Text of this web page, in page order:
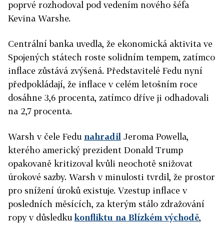
poprvé rozhodoval pod vedením nového šéfa
Kevina Warshe.
Centrální banka uvedla, že ekonomická aktivita ve
Spojených státech roste solidním tempem, zatímco
inflace zůstává zvýšená. Představitelé Fedu nyní
předpokládají, že inflace v celém letošním roce
dosáhne 3,6 procenta, zatímco dříve ji odhadovali
na 2,7 procenta.
Warsh v čele Fedu nahradil Jeroma Powella,
kterého americký prezident Donald Trump
opakovaně kritizoval kvůli neochotě snižovat
úrokové sazby. Warsh v minulosti tvrdil, že prostor
pro snížení úroků existuje. Vzestup inflace v
posledních měsících, za kterým stálo zdražování
ropy v důsledkukonfliktu na Blízkém východě,